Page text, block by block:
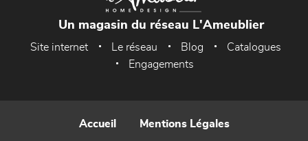
Un magasin du réseau L'Ameublier
Site internet Le réseau Blog
Catalogues
Engagements
Accueil Mentions Légales